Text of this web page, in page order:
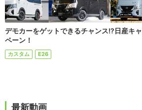
デモカーをゲットできるチャンス!?日産キ
ペーン！
カスタム E26
最新動画